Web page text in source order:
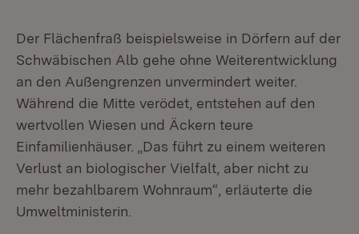
Der Flächenfraß beispielsweise in Dörfern auf der
Schwäbischen Alb gehe ohne Weiterentwicklung
an den Außengrenzen unvermindert weiter.
Während die Mitte verödet, entstehen auf den
wertvollen Wiesen und Äckern teure
Einfamilienhäuser. „Das führt zu einem weiteren
Verlust an biologischer Vielfalt, aber nicht zu
mehr bezahlbarem Wohnraum“, erläuterte die
Umweltministerin.